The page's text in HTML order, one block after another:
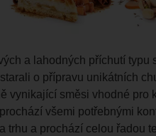
a lahodných příchutí typu
o přípravu unikátních
vynikající směsi vhodné
všemi potřebnými
trhu a prochází celou řadou